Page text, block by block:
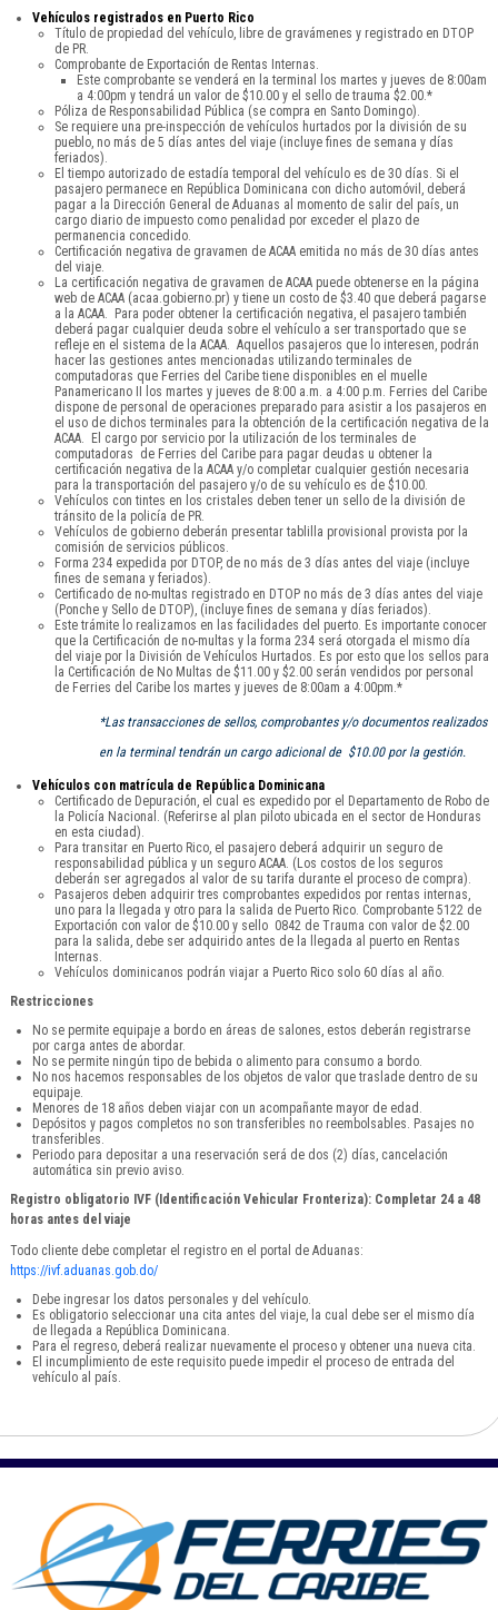
Vehículos registrados en Puerto Rico
Título de propiedad del vehículo, libre de gravámenes y registrado en DTOP
de PR.
Comprobante de Exportación de Rentas Internas.
Este comprobante se venderá en la terminal los martes y jueves de 8:00am
a 4:00pm y tendrá un valor de $10.00 y el sello de trauma $2.00.*
Póliza de Responsabilidad Pública (se compra en Santo Domingo).
Se requiere una pre-inspección de vehículos hurtados por la división de su
pueblo, no más de 5 días antes del viaje (incluye fines de semana y días
feriados).
El tiempo autorizado de estadía temporal del vehículo es de 30 días. Si el
pasajero permanece en República Dominicana con dicho automóvil, deberá
pagar a la Dirección General de Aduanas al momento de salir del país, un
cargo diario de impuesto como penalidad por exceder el plazo de
permanencia concedido.
Certificación negativa de gravamen de ACAA emitida no más de 30 días antes
del viaje.
La certificación negativa de gravamen de ACAA puede obtenerse en la página
web de ACAA (acaa.gobierno.pr) y tiene un costo de $3.40 que deberá pagarse
a la ACAA. Para poder obtener la certificación negativa, el pasajero también
deberá pagar cualquier deuda sobre el vehículo a ser transportado que se
refleje en el sistema de la ACAA. Aquellos pasajeros que lo interesen, podrán
hacer las gestiones antes mencionadas utilizando terminales de
computadoras que Ferries del Caribe tiene disponibles en el muelle
Panamericano II los martes y jueves de 8:00 a.m. a 4:00 p.m. Ferries del Caribe
dispone de personal de operaciones preparado para asistir a los pasajeros en
el uso de dichos terminales para la obtención de la certificación negativa de la
ACAA. El cargo por servicio por la utilización de los terminales de
computadoras de Ferries del Caribe para pagar deudas u obtener la
certificación negativa de la ACAA y/o completar cualquier gestión necesaria
para la transportación del pasajero y/o de su vehículo es de $10.00.
Vehículos con tintes en los cristales deben tener un sello de la división de
tránsito de la policía de PR.
Vehículos de gobierno deberán presentar tablilla provisional provista por la
comisión de servicios públicos.
Forma 234 expedida por DTOP, de no más de 3 días antes del viaje (incluye
fines de semana y feriados).
Certificado de no-multas registrado en DTOP no más de 3 días antes del viaje
(Ponche y Sello de DTOP), (incluye fines de semana y días feriados).
Este trámite lo realizamos en las facilidades del puerto. Es importante conocer
que la Certificación de no-multas y la forma 234 será otorgada el mismo día
del viaje por la División de Vehículos Hurtados. Es por esto que los sellos para
la Certificación de No Multas de $11.00 y $2.00 serán vendidos por personal
de Ferries del Caribe los martes y jueves de 8:00am a 4:00pm.*
*Las transacciones de sellos, comprobantes y/o documentos realizados
en la terminal tendrán un cargo adicional de $10.00 por la gestión.
Vehículos con matrícula de República Dominicana
Certificado de Depuración, el cual es expedido por el Departamento de Robo de
la Policía Nacional. (Referirse al plan piloto ubicada en el sector de Honduras
en esta ciudad).
Para transitar en Puerto Rico, el pasajero deberá adquirir un seguro de
responsabilidad pública y un seguro ACAA. (Los costos de los seguros
deberán ser agregados al valor de su tarifa durante el proceso de compra).
Pasajeros deben adquirir tres comprobantes expedidos por rentas internas,
uno para la llegada y otro para la salida de Puerto Rico. Comprobante 5122 de
Exportación con valor de $10.00 y sello 0842 de Trauma con valor de $2.00
para la salida, debe ser adquirido antes de la llegada al puerto en Rentas
Internas.
Vehículos dominicanos podrán viajar a Puerto Rico solo 60 días al año.
Restricciones
No se permite equipaje a bordo en áreas de salones, estos deberán registrarse
por carga antes de abordar.
No se permite ningún tipo de bebida o alimento para consumo a bordo.
No nos hacemos responsables de los objetos de valor que traslade dentro de su
equipaje.
Menores de 18 años deben viajar con un acompañante mayor de edad.
Depósitos y pagos completos no son transferibles no reembolsables. Pasajes no
transferibles.
Periodo para depositar a una reservación será de dos (2) días, cancelación
automática sin previo aviso.
Registro obligatorio IVF (Identificación Vehicular Fronteriza): Completar 24 a 48
horas antes del viaje
Todo cliente debe completar el registro en el portal de Aduanas:
https://ivf.aduanas.gob.do/
Debe ingresar los datos personales y del vehículo.
Es obligatorio seleccionar una cita antes del viaje, la cual debe ser el mismo día
de llegada a República Dominicana.
Para el regreso, deberá realizar nuevamente el proceso y obtener una nueva cita.
El incumplimiento de este requisito puede impedir el proceso de entrada del
vehículo al país.